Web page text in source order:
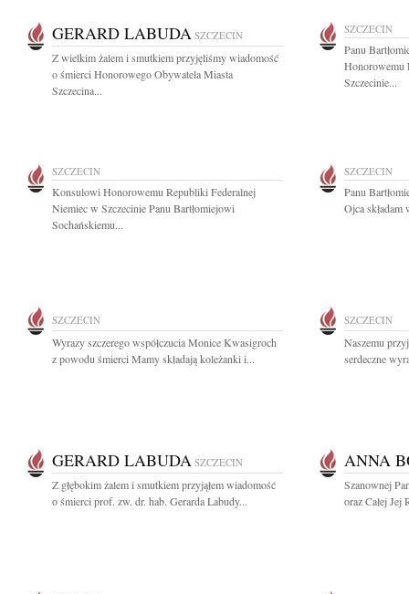
GERARD LABUDA SZCZECIN
Z wielkim żalem i smutkiem przyjęliśmy wiadomość
o śmierci Honorowego Obywatela Miasta
Szczecina...
SZCZECIN
Panu
Honorowemu
Szczecinie...
SZCZECIN
Konsulowi Honorowemu Republiki Federalnej
Niemiec w Szczecinie Panu Bartłomiejowi
Sochańskiemu...
SZCZECIN
Panu
Ojca składam
SZCZECIN
Wyrazy szczerego współczucia Monice Kwasigroch
z powodu śmierci Mamy składają koleżanki i...
SZCZECIN
Naszemu
serdeczne
GERARD LABUDA SZCZECIN
Z głębokim żalem i smutkiem przyjąłem wiadomość
o śmierci prof. zw. dr. hab. Gerarda Labudy...
ANNA
Szanownej
oraz Całej Jej